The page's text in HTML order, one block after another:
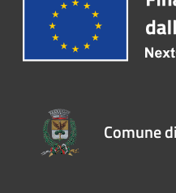
Comune